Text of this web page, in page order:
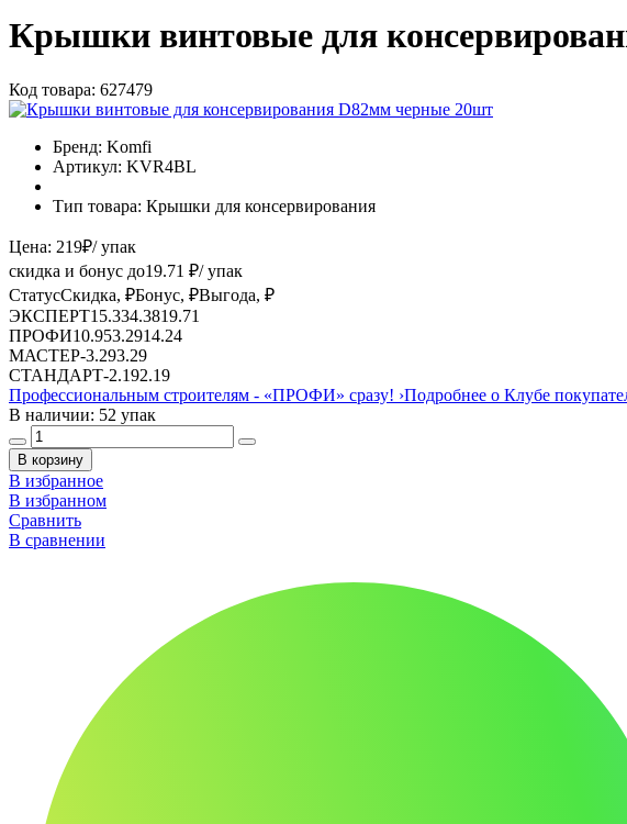
Крышки винтовые для
Код товара: 627479
Бренд: Komfi
Артикул: KVR4BL
Тип товара: Крышки для консервирования
Цена: 219₽/ упак
скидка и бонус до19.71 ₽/ упак
СтатусСкидка, ₽Бонус, ₽Выгода, ₽
ЭКСПЕРТ15.334.3819.71
ПРОФИ10.953.2914.24
МАСТЕР-3.293.29
СТАНДАРТ-2.192.19
Профессиональным строителям - «ПРОФИ» сразу! ›Подробнее о Клубе
В наличии: 52 упак
В корзину
В избранное
В избранном
Сравнить
В сравнении